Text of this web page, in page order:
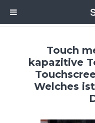
Touch
kapazitive
Welches